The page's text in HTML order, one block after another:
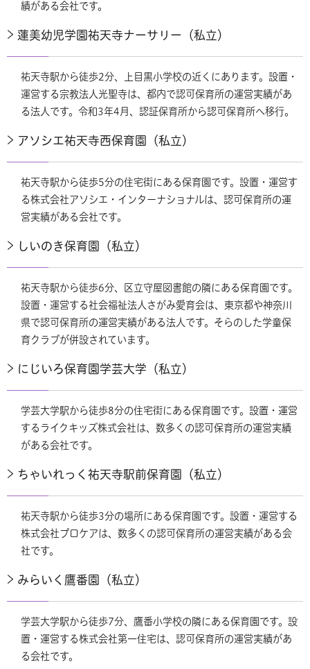
績がある会社です。
蓮美幼児学園祐天寺ナーサリー（私立）
祐天寺駅から徒歩2分、上目黒小学校の近くにあります。設置・
運営する宗教法人光聖寺は、都内で認可保育所の運営実績があ
る法人です。令和3年4月、認証保育所から認可保育所へ移行。
アソシエ祐天寺西保育園（私立）
祐天寺駅から徒歩5分の住宅街にある保育園です。設置・運営す
る株式会社アソシエ・インターナショナルは、認可保育所の運
営実績がある会社です。
しいのき保育園（私立）
祐天寺駅から徒歩6分、区立守屋図書館の隣にある保育園です。
設置・運営する社会福祉法人さがみ愛育会は、東京都や神奈川
県で認可保育所の運営実績がある法人です。そらのした学童保
育クラブが併設されています。
にじいろ保育園学芸大学（私立）
学芸大学駅から徒歩8分の住宅街にある保育園です。設置・運営
するライクキッズ株式会社は、数多くの認可保育所の運営実績
がある会社です。
ちゃいれっく祐天寺駅前保育園（私立）
祐天寺駅から徒歩3分の場所にある保育園です。設置・運営する
株式会社プロケアは、数多くの認可保育所の運営実績がある会
社です。
みらいく鷹番園（私立）
学芸大学駅から徒歩7分、鷹番小学校の隣にある保育園です。設
置・運営する株式会社第一住宅は、認可保育所の運営実績があ
る会社です。